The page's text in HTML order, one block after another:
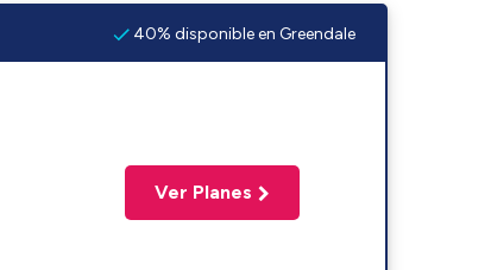
40% disponible en Greendale
Ver Planes